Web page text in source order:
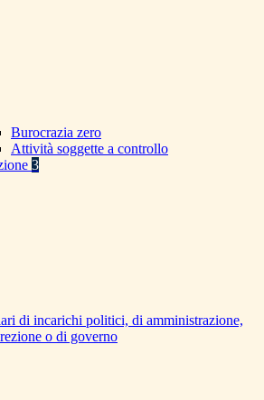
Burocrazia zero
Attività soggette a controllo
3
di incarichi politici, di amministrazione,
o di governo